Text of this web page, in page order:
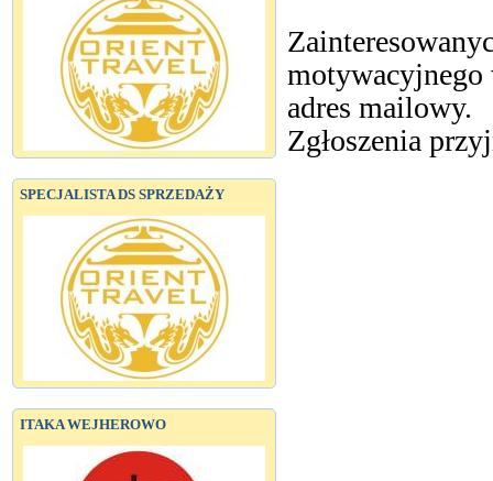
SPECJALISTA DS SPRZEDAŻY
ITAKA WEJHEROWO
motywacyjnego
adres mailowy.
Zgłoszenia